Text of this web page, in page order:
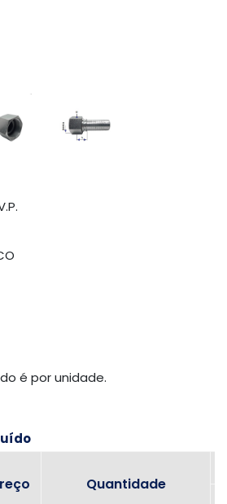
é por unidade.
Quantidade